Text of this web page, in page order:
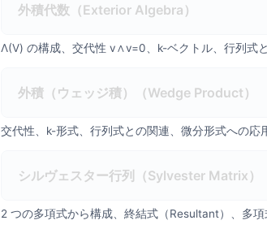
外積代数（Exterior Algebra）
Λ(V) の構成、交代性 v∧v=0、k-ベクトル、行列式
外積（ウェッジ積）（Wedge Product）
交代性、k-形式、行列式との関連、微分形式への応
シルヴェスター行列（Sylvester Matrix）
2 つの多項式から構成、終結式（Resultant）、多